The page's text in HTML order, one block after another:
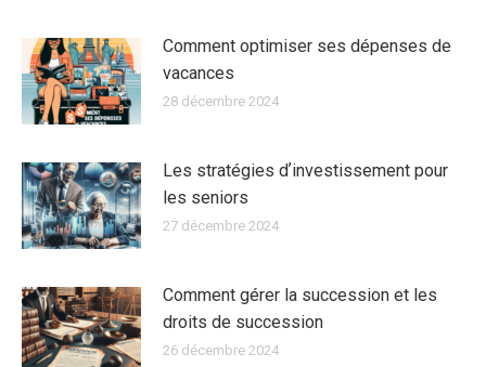
Comment optimiser ses dépenses de
vacances
28 décembre 2024
Les stratégies dʼinvestissement pour
les seniors
27 décembre 2024
Comment gérer la succession et les
droits de succession
26 décembre 2024